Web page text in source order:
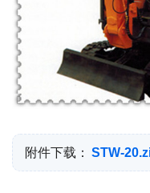
附件下载： STW-